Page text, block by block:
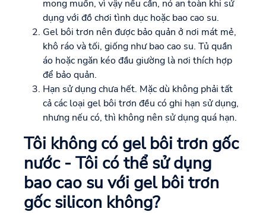
mong muốn, vì vậy nếu cần, nó an toàn khi sử
dụng với đồ chơi tình dục hoặc bao cao su.
Gel bôi trơn nên được bảo quản ở nơi mát mẻ,
khô ráo và tối, giống như bao cao su. Tủ quần
áo hoặc ngăn kéo đầu giường là nơi thích hợp
để bảo quản.
Hạn sử dụng chưa hết. Mặc dù không phải tất
cả các loại gel bôi trơn đều có ghi hạn sử dụng,
nhưng nếu có, thì không nên sử dụng quá hạn.
Tôi không có gel bôi trơn gốc
nước - Tôi có thể sử dụng
bao cao su với gel bôi trơn
gốc silicon không?